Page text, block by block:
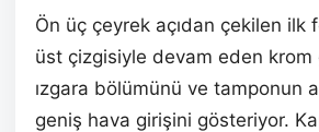
Ön üç çeyrek açıdan çekilen ilk
üst çizgisiyle devam eden krom
ızgara bölümünü ve tamponun
geniş hava girişini gösteriyor.